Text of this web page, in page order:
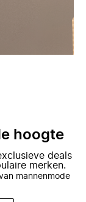
hoogte
deals
merken.
mannenmode